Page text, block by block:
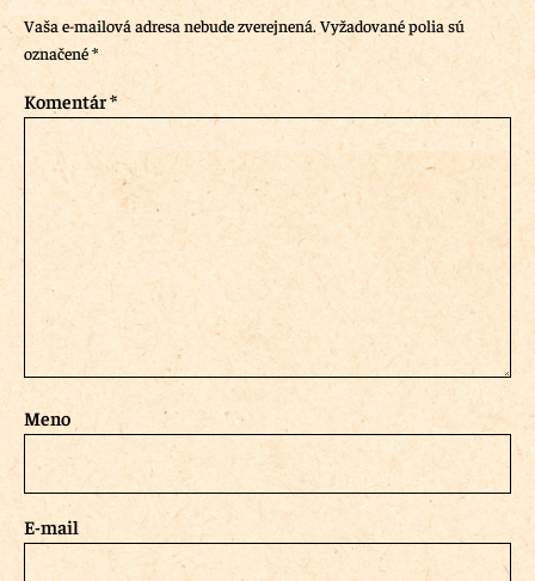
Vaša e-mailová adresa nebude zverejnená. Vyžadované polia sú
označené*
Komentár*
Meno
E-mail